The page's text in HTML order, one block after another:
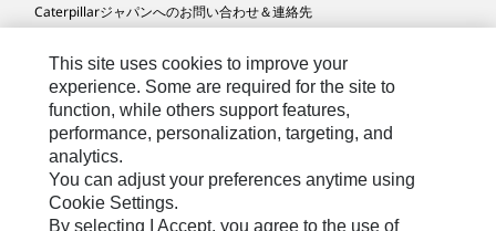
Caterpillarジャパンへのお問い合わせ＆連絡先
サイト･マップ
Cookie Settings
法的事項
プライバシー
This site uses cookies to improve your
experience. Some are required for the site to
function, while others support features,
performance, personalization, targeting, and
analytics.
You can adjust your preferences anytime using
Cookie Settings.
By selecting I Accept, you agree to the use of